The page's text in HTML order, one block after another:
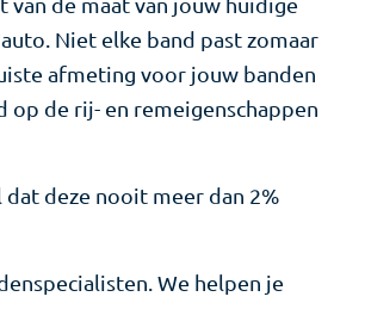
Niet elke band past zomaar
afmeting voor jouw banden
de rij- en remeigenschappen
deze nooit meer dan 2%
We helpen je